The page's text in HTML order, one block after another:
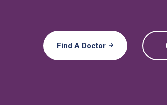
Find A Doctor